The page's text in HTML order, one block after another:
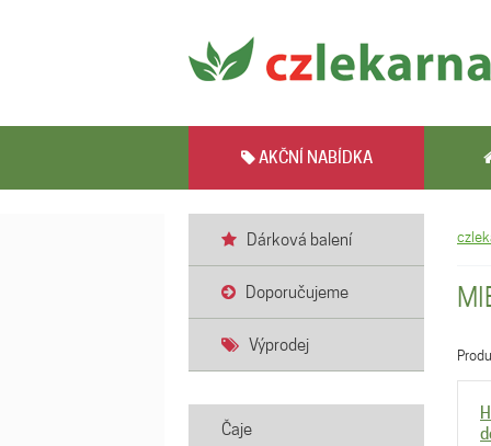
AKČNÍ NABÍDKA
Dárková balení
Doporučujeme
Výprodej
Čaje